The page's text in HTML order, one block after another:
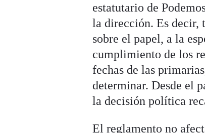
estatutario de
la dirección. Es decir,
sobre el papel, a la
cumplimiento de los
fechas de las
determinar. Desde el
la decisión política
El reglamento no